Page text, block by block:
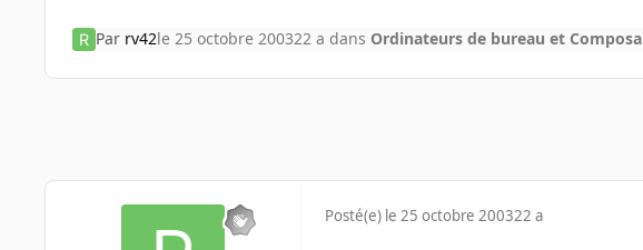
Par rv42le 25 octobre 200322 a dans Ordinateurs de bureau et
Posté(e) le 25 octobre 200322 a